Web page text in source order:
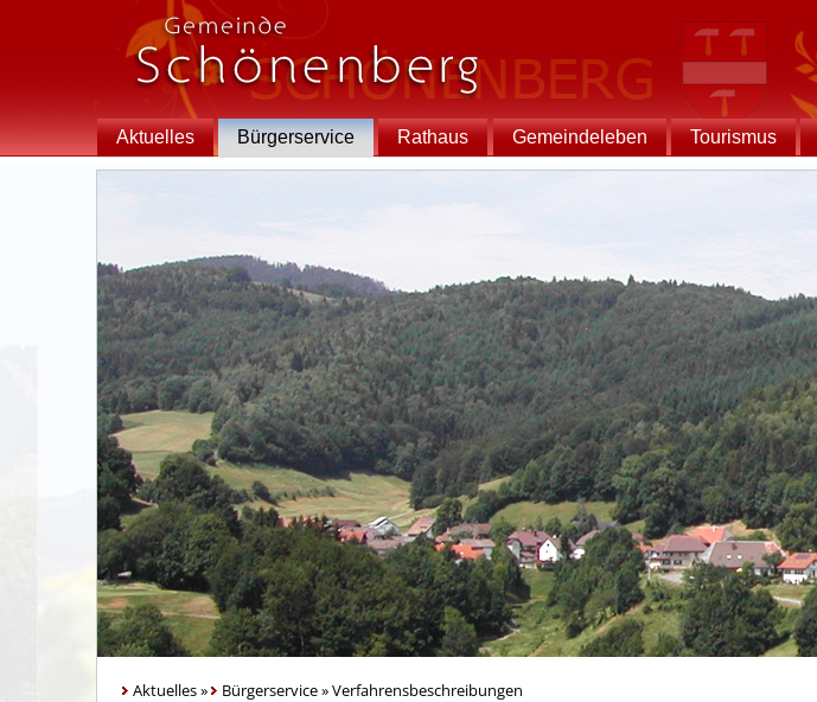
Aktuelles Bürgerservice Rathaus Gemeindeleben Tourismus
Aktuelles» Bürgerservice»Verfahrensbeschreibungen